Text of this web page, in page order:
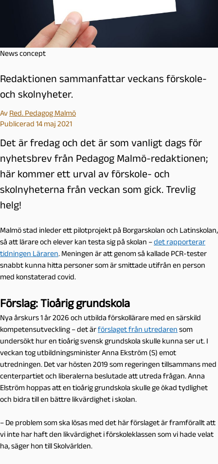
News concept
Redaktionen sammanfattar veckans förskole-
och skolnyheter.
Av Red. Pedagog Malmö
Publicerad 14 maj 2021
Det är fredag och det är som vanligt dags för
nyhetsbrev från Pedagog Malmö-redaktionen;
här kommer ett urval av förskole- och
skolnyheterna från veckan som gick. Trevlig
helg!
Malmö stad inleder ett pilotprojekt på Borgarskolan och Latinskolan,
så att lärare och elever kan testa sig på skolan –det rapporterar
tidningen Läraren. Meningen är att genom så kallade PCR-tester
snabbt kunna hitta personer som är smittade utifrån en person
med konstaterad covid.
Förslag: Tioårig grundskola
Nya årskurs 1 år 2026 och utbilda förskollärare med en särskild
kompetensutveckling – det ärförslaget från utredaren som
undersökt hur en tioårig svensk grundskola skulle kunna ser ut. I
veckan tog utbildningsminister Anna Ekström (S) emot
utredningen. Det var hösten 2019 som regeringen tillsammans med
centerpartiet och liberalerna beslutade att utreda frågan. Anna
Elström hoppas att en tioårig grundskola skulle ge ökad tydlighet
och bidra till en bättre likvärdighet i skolan.
– De problem som ska lösas med det här förslaget är framförallt att
vi inte har haft den likvärdighet i förskoleklassen som vi hade velat
ha, säger hon till Skolvärlden.